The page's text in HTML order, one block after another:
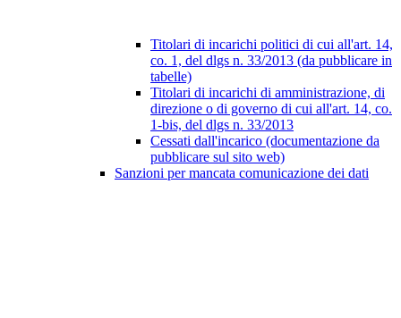
Titolari di incarichi politici di cui all'art. 14,
co. 1, del dlgs n. 33/2013 (da pubblicare in
tabelle)
Titolari di incarichi di amministrazione, di
direzione o di governo di cui all'art. 14, co.
1-bis, del dlgs n. 33/2013
Cessati dall'incarico (documentazione da
pubblicare sul sito web)
Sanzioni per mancata comunicazione dei dati